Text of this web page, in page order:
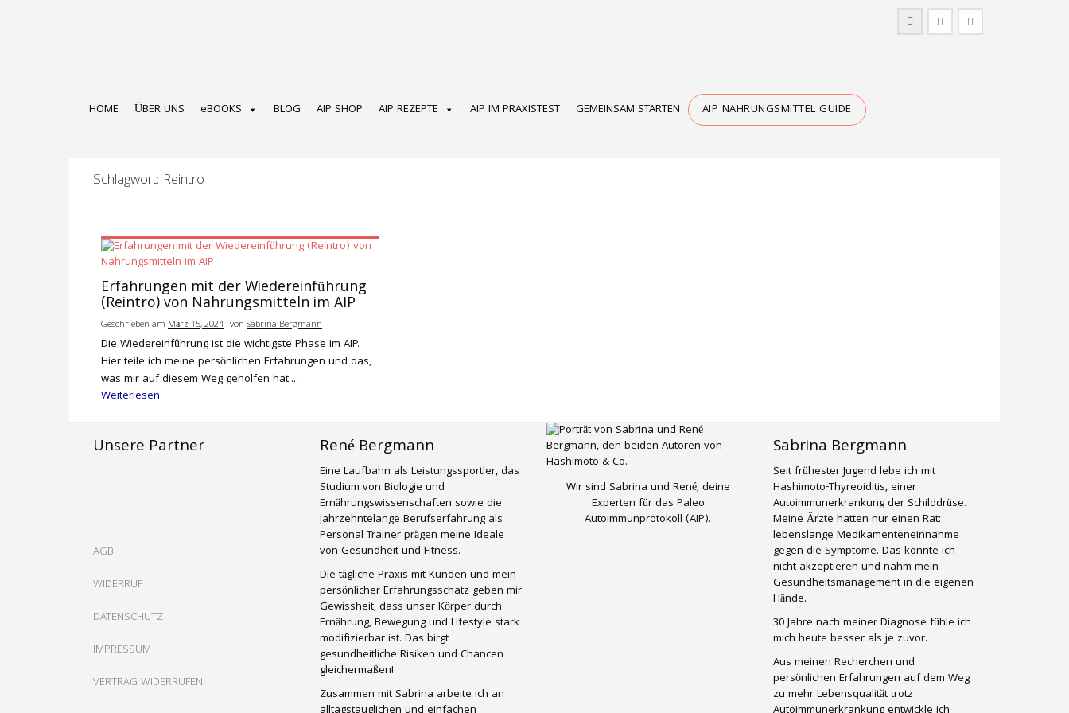
HOME ÜBER UNS eBOOKS BLOG AIP SHOP AIP REZEPTE AIP IM PRAXISTEST GEMEINSAM STARTEN AIP NAHRUNGSMITTEL GUIDE
Schlagwort: Reintro
Erfahrungen mit der Wiedereinführung
(Reintro) von Nahrungsmitteln im AIP
Geschrieben am März 15, 2024 von Sabrina Bergmann
Die Wiedereinführung ist die wichtigste Phase im AIP.
Hier teile ich meine persönlichen Erfahrungen und das,
was mir auf diesem Weg geholfen hat....
Weiterlesen
Unsere Partner
AGB
WIDERRUF
DATENSCHUTZ
IMPRESSUM
VERTRAG WIDERRUFEN
René Bergmann
Eine Laufbahn als Leistungssportler, das
Studium von Biologie und
Ernährungswissenschaften sowie die
jahrzehntelange Berufserfahrung als
Personal Trainer prägen meine Ideale
von Gesundheit und Fitness.
Die tägliche Praxis mit Kunden und mein
persönlicher Erfahrungsschatz geben mir
Gewissheit, dass unser Körper durch
Ernährung, Bewegung und Lifestyle stark
modifizierbar ist. Das birgt
gesundheitliche Risiken und Chancen
gleichermaßen!
Zusammen mit Sabrina arbeite ich an
Wir sind Sabrina und René, deine
Experten für das Paleo
Autoimmunprotokoll (AIP).
Sabrina Bergmann
Seit frühester Jugend lebe ich mit
Hashimoto-Thyreoiditis, einer
Autoimmunerkrankung der Schilddrüse.
Meine Ärzte hatten nur einen Rat:
lebenslange Medikamenteneinnahme
gegen die Symptome. Das konnte ich
nicht akzeptieren und nahm mein
Gesundheitsmanagement in die eigenen
Hände.
30 Jahre nach meiner Diagnose fühle ich
mich heute besser als je zuvor.
Aus meinen Recherchen und
persönlichen Erfahrungen auf dem Weg
zu mehr Lebensqualität trotz